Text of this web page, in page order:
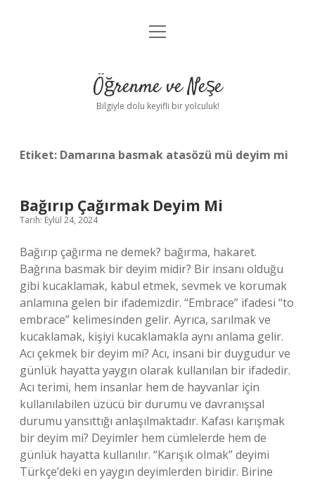
Anasayfa
Yasal Uyarı
menüyü
Öğrenme ve Neşe
Bilgiyle dolu keyifli bir yolculuk!
Etiket: Damarına basmak atasözü mü deyim mi
Bağırıp Çağırmak Deyim Mi
Tarih: Eylül 24, 2024
Bağırıp çağırma ne demek? bağırma, hakaret.
Bağrına basmak bir deyim midir? Bir insanı olduğu
gibi kucaklamak, kabul etmek, sevmek ve korumak
anlamına gelen bir ifademizdir. “Embrace” ifadesi “to
embrace” kelimesinden gelir. Ayrıca, sarılmak ve
kucaklamak, kişiyi kucaklamakla aynı anlama gelir.
Acı çekmek bir deyim mi? Acı, insani bir duygudur ve
günlük hayatta yaygın olarak kullanılan bir ifadedir.
Acı terimi, hem insanlar hem de hayvanlar için
kullanılabilen üzücü bir durumu ve davranışsal
durumu yansıttığı anlaşılmaktadır. Kafası karışmak
bir deyim mi? Deyimler hem cümlelerde hem de
günlük hayatta kullanılır. “Karışık olmak” deyimi
Türkçe’deki en yaygın deyimlerden biridir. Birine